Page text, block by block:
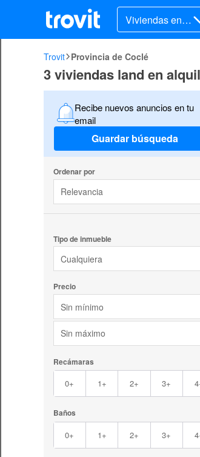
Viviendas en al
quiler
Trovit Provincia de Coclé
3 viviendas land en
Recibe nuevos anuncios en tu
email
Guardar búsqueda
Ordenar por
Relevancia
Tipo de inmueble
Cualquiera
Precio
Sin mínimo
Sin máximo
Recámaras
0+ 1+ 2+ 3+
Baños
0+ 1+ 2+ 3+